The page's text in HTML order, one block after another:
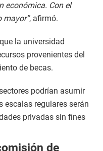
económica. Con el
mayor”, afirmó.
la universidad
provenientes del
de becas.
podrían asumir
escalas regulares serán
privadas sin fines
de